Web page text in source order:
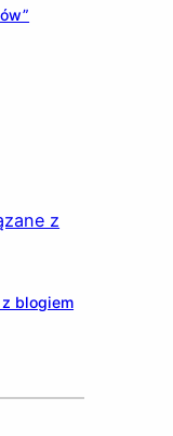
blogiem